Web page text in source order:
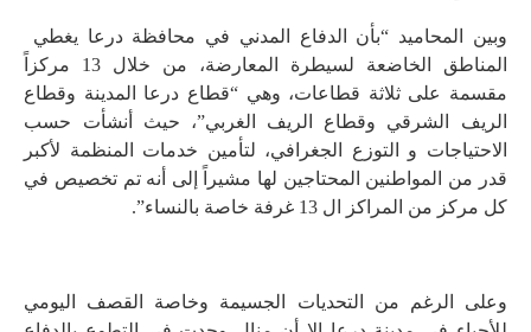
وبين المحاميد “بأن الدفاع المدني في محافظة درعا يغطي
المناطق الخاضعة لسيطرة المعارضة، من خلال 13 مركزاً
مقسمة على ثلاثة قطاعات، وهي “قطاع درعا المدينة وقطاع
الريف الشرقي وقطاع الريف الغربي”، حيث أنشأت حسب
الاحتياجات و التوزع الجغرافي، لتأمين خدمات المنظمة لأكبر
قدر من المواطنين المحتاجين لها مشيراً إلى أنه تم تخصيص في
كل مركز من المراكز ال 13 غرفة خاصة بالنساء”.
وعلى الرغم من التحديات الجسيمة وخاصة القصف اليومي